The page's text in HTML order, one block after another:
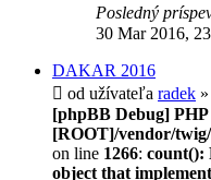
Posledný
30 Mar 2016,
DAKAR 2016
od užívateľa radek
[phpBB Debug]
[ROOT]/vendor/
on line 1266: count():
object that